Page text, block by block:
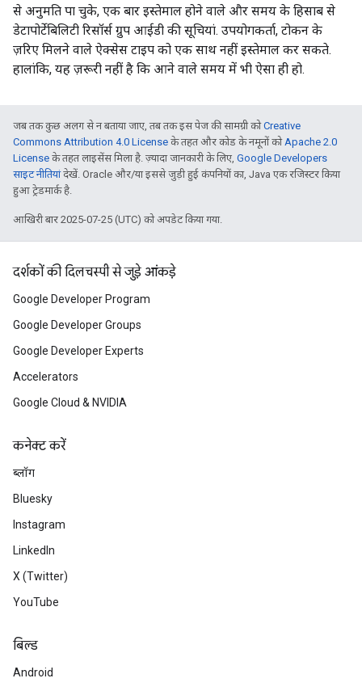
से अनुमति पा चुके, एक बार इस्तेमाल होने वाले और समय के हिसाब से
डेटापोर्टेबिलिटी रिसॉर्स ग्रुप आईडी की सूचियां. उपयोगकर्ता, टोकन के
ज़रिए मिलने वाले ऐक्सेस टाइप को एक साथ नहीं इस्तेमाल कर सकते.
हालांकि, यह ज़रूरी नहीं है कि आने वाले समय में भी ऐसा ही हो.
जब तक कुछ अलग से न बताया जाए, तब तक इस पेज की सामग्री कोCreative
Commons Attribution 4.0 License के तहत और कोड के नमूनों कोApache 2.0
License के तहत लाइसेंस मिला है. ज़्यादा जानकारी के लिए, Google Developers
साइट नीतियांदेखें. Oracle और/या इससे जुड़ी हुई कंपनियों का, Java एक रजिस्टर किया
हुआ ट्रेडमार्क है.
आखिरी बार 2025-07-25 (UTC) को अपडेट किया गया.
दर्शकों की दिलचस्पी से जुड़े आंकड़े
Google Developer Program
Google Developer Groups
Google Developer Experts
Accelerators
Google Cloud & NVIDIA
कनेक्ट करें
ब्लॉग
Bluesky
Instagram
LinkedIn
X (Twitter)
YouTube
बिल्ड
Android